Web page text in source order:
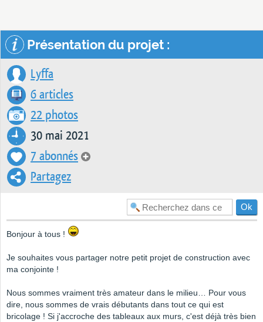
Présentation du projet :
Lyffa
6 articles
22 photos
30 mai 2021
7 abonnés
Partagez
Bonjour à tous !
Je souhaites vous partager notre petit projet de construction avec
ma conjointe !
Nous sommes vraiment très amateur dans le milieu… Pour vous
dire, nous sommes de vrais débutants dans tout ce qui est
bricolage ! Si j'accroche des tableaux aux murs, c'est déjà très bien